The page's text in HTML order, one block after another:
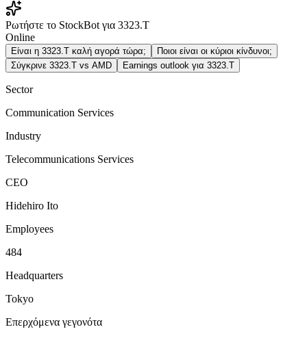
Ρωτήστε το StockBot για 3323.T
Online
Είναι η 3323.T καλή αγορά τώρα;
Ποιοι είναι οι κύριοι κίνδυνοι;
Σύγκρινε 3323.T vs AMD
Earnings outlook για 3323.T
Sector
Communication Services
Industry
Telecommunications Services
CEO
Hidehiro Ito
Employees
484
Headquarters
Tokyo
Επερχόμενα γεγονότα